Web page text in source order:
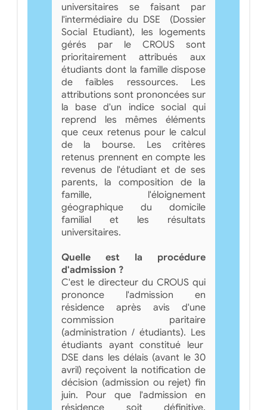
universitaires se faisant par
l'intermédiaire du DSE (Dossier
Social Etudiant), les logements
gérés par le CROUS sont
prioritairement attribués aux
étudiants dont la famille dispose
de faibles ressources. Les
attributions sont prononcées sur
la base d'un indice social qui
reprend les mêmes éléments
que ceux retenus pour le calcul
de la bourse. Les critères
retenus prennent en compte les
revenus de l'étudiant et de ses
parents, la composition de la
famille, l'éloignement
géographique du domicile
familial et les résultats
universitaires.
Quelle est la procédure
d'admission ?
C'est le directeur du CROUS qui
prononce l'admission en
résidence après avis d'une
commission paritaire
(administration / étudiants). Les
étudiants ayant constitué leur
DSE dans les délais (avant le 30
avril) reçoivent la notification de
décision (admission ou rejet) fin
juin. Pour que l'admission en
résidence soit définitive,